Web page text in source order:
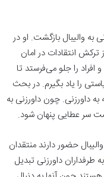
به والیبال بازگشت. او در
ترکش انتقادات در امان
را جلو می‌فرستد تا
را یاد بگیرم. در بحث
داورزنی. چون داورزنی به
سر عطایی پنهان شود.
حضور دارند منتقدان
داورزنی تبدیل